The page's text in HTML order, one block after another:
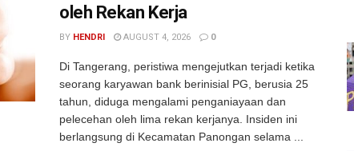
oleh Rekan Kerja
BY HENDRI AUGUST 4, 2026 0
Di Tangerang, peristiwa mengejutkan terjadi ketika
seorang karyawan bank berinisial PG, berusia 25
tahun, diduga mengalami penganiayaan dan
pelecehan oleh lima rekan kerjanya. Insiden ini
berlangsung di Kecamatan Panongan selama ...